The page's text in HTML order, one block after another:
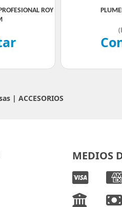
ROY
(
| ACCESORIOS
MEDIOS